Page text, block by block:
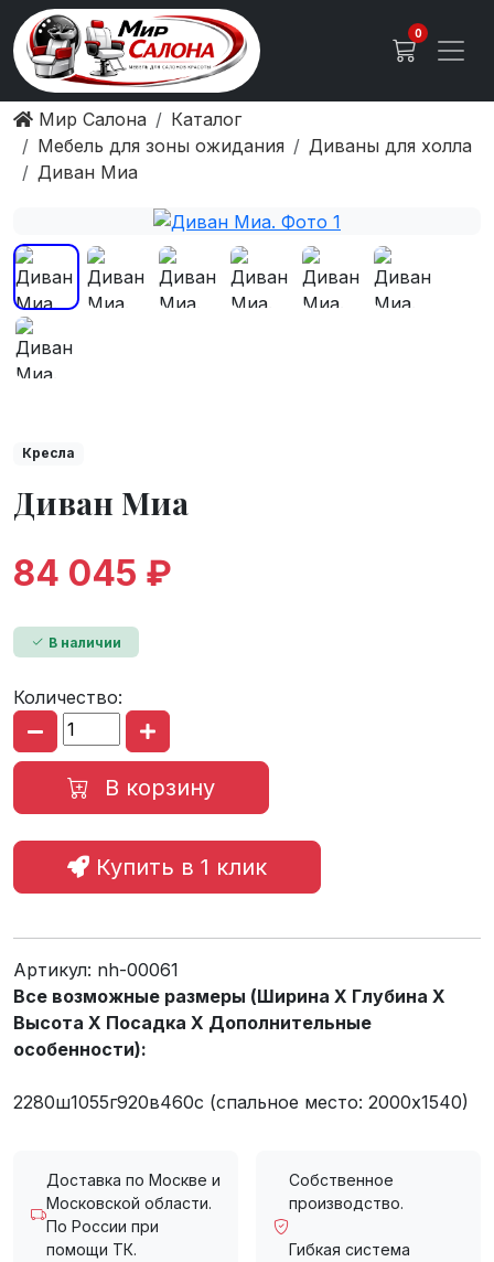
0
Мир Салона
Каталог
Мебель для зоны ожидания
Диваны для холла
Диван Миа
Кресла
Диван Миа
84 045 ₽
В наличии
Количество:
В корзину
Купить в 1 клик
Артикул: nh-00061
Все возможные размеры (Ширина X Глубина X
Высота X Посадка X Дополнительные
особенности):
2280ш1055г920в460с (спальное место: 2000х1540)
Доставка по Москве и
Московской области.
По России при
помощи ТК.
Собственное
производство.
Гибкая система